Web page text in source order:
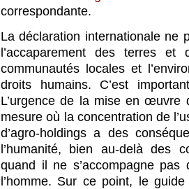
correspondante.
La déclaration internationale ne
l’accaparement des terres
communautés locales et
droits humains. C’est
L’urgence de la mise en œuvre
mesure où la concentration de
d’agro-holdings a des
l’humanité, bien au-delà des
quand il ne s’accompagne
l’homme. Sur ce point, le